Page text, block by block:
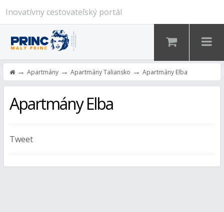
Inovatívny cestovateľský portál
→ Apartmány→ Apartmány Taliansko → Apartmány Elba
Apartmány Elba
Tweet